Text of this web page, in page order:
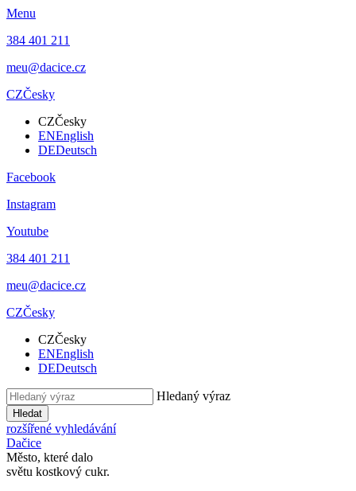
Menu
384 401 211
meu@dacice.cz
CZČesky
CZČesky
ENEnglish
DEDeutsch
Facebook
Instagram
Youtube
384 401 211
meu@dacice.cz
CZČesky
CZČesky
ENEnglish
DEDeutsch
Hledaný výraz
Hledat
rozšířené vyhledávání
Dačice
Město, které dalo
světu kostkový cukr.